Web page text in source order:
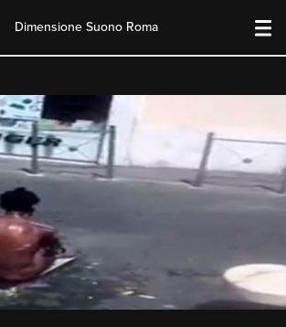
Dimensione Suono Roma